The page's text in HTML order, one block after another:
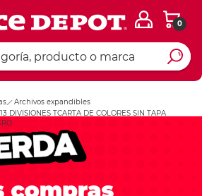
0
Archivos expandibles
DIVISIONES TCARTA DE COLORES SIN TAPA
Ingresar Codigo